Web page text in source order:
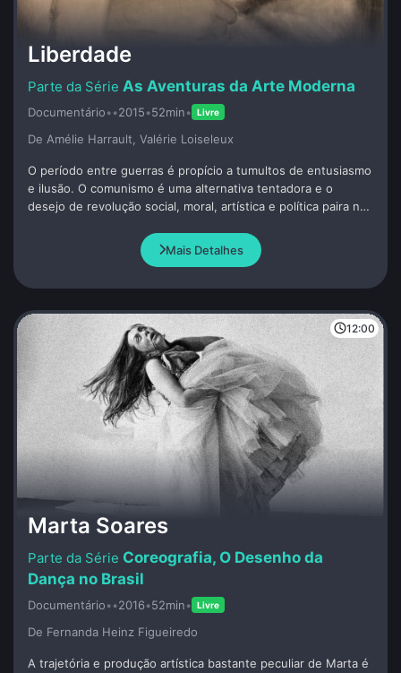
Liberdade
As Aventuras da Arte Moderna
Documentário••2015•52min• Livre
De Amélie Harrault, Valérie Loiseleux
O período entre guerras é propício a tumultos de entusiasmo
e ilusão. O comunismo é uma alternativa tentadora e o
desejo de revolução social, moral, artística e política paira no
monumental simbolizando a violência perpetrada pelo
fascismo. A república espanhola está perdida e uma guerra
Mais Detalhes
12:00
Marta Soares
Coreografia, O Desenho da
Dança no Brasil
Documentário••2016•52min• Livre
De Fernanda Heinz Figueiredo
A trajetória e produção artística bastante peculiar de Marta é